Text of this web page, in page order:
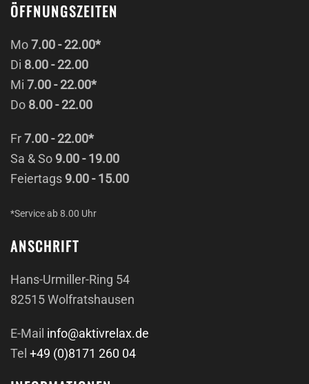
ÖFFNUNGSZEITEN
Mo7.00 - 22.00*
Di 8.00 - 22.00
Mi 7.00 - 22.00*
Do 8.00 - 22.00
Fr7.00 - 22.00*
Sa & So 9.00 - 19.00
Feiertags 9.00 - 15.00
*Service ab 8.00 Uhr
ANSCHRIFT
Hans-Urmiller-Ring 54
82515 Wolfratshausen
E-Mail info@aktivrelax.de
Tel +49 (0)8171 260 04